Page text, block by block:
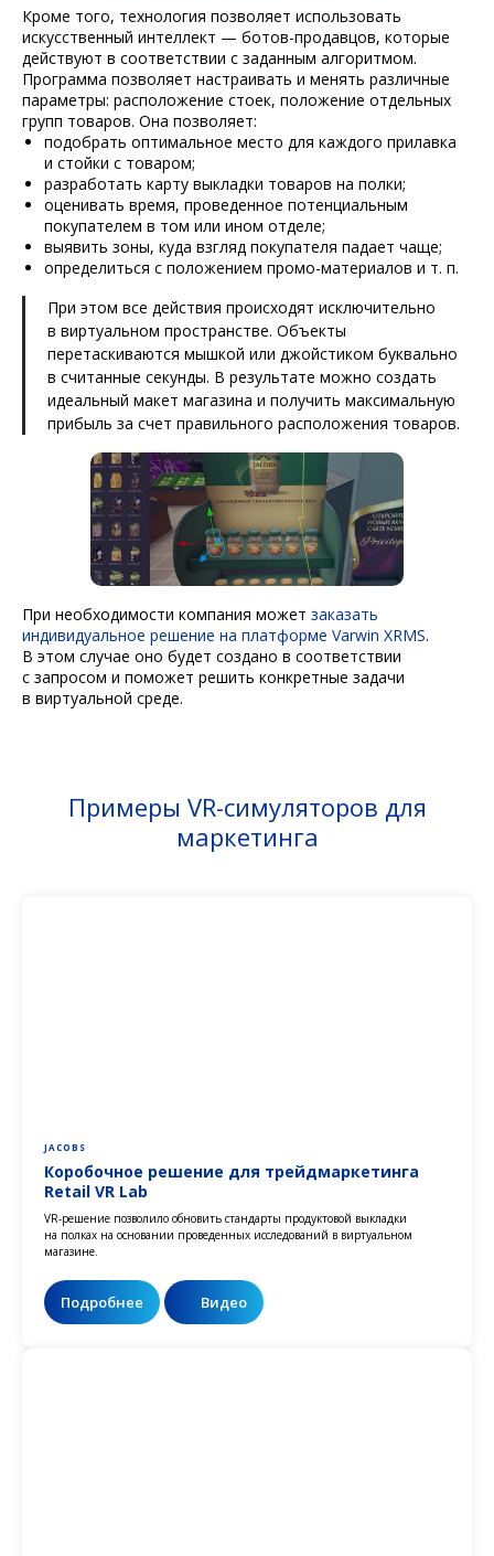
Кроме того, технология позволяет использовать
искусственный интеллект — ботов-продавцов, которые
действуют в соответствии с заданным алгоритмом.
Программа позволяет настраивать и менять различные
параметры: расположение стоек, положение отдельных
групп товаров. Она позволяет:
подобрать оптимальное место для каждого прилавка
и стойки с товаром;
разработать карту выкладки товаров на полки;
оценивать время, проведенное потенциальным
покупателем в том или ином отделе;
выявить зоны, куда взгляд покупателя падает чаще;
определиться с положением промо-материалов и т. п.
При этом все действия происходят исключительно
в виртуальном пространстве. Объекты
перетаскиваются мышкой или джойстиком буквально
в считанные секунды. В результате можно создать
идеальный макет магазина и получить максимальную
прибыль за счет правильного расположения товаров.
При необходимости компания может заказать
индивидуальное решение на платформе Varwin XRMS.
В этом случае оно будет создано в соответствии
с запросом и поможет решить конкретные задачи
в виртуальной среде.
Примеры VR-симуляторов для
маркетинга
JACOBS
Коробочное решение для трейдмаркетинга
Retail VR Lab
VR-решение позволило обновить стандарты продуктовой выкладки
на полках на основании проведенных исследований в виртуальном
магазине.
Подробнее Видео